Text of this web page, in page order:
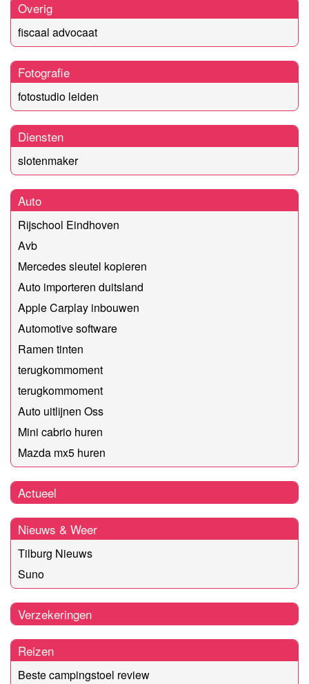
Overig
fiscaal advocaat
Fotografie
fotostudio leiden
Diensten
slotenmaker
Auto
Rijschool Eindhoven
Avb
Mercedes sleutel kopieren
Auto importeren duitsland
Apple Carplay inbouwen
Automotive software
Ramen tinten
terugkommoment
terugkommoment
Auto uitlijnen Oss
Mini cabrio huren
Mazda mx5 huren
Actueel
Nieuws & Weer
Tilburg Nieuws
Suno
Verzekeringen
Reizen
Beste campingstoel review